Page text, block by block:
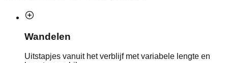
Wandelen
Uitstapjes vanuit het verblijf met variabele lengte en